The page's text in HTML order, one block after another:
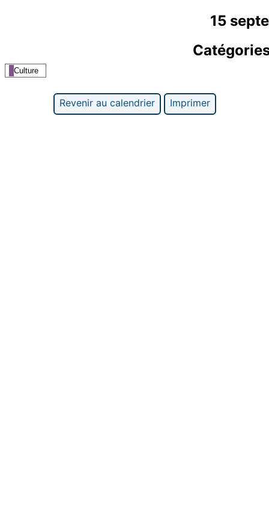
15
Culture
Revenir au calendrier Imprimer